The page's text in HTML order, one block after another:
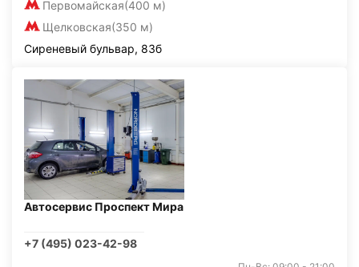
Первомайская(400 м)
Щелковская(350 м)
Сиреневый бульвар, 83б
Автосервис Проспект Мира
+7 (495) 023-42-98